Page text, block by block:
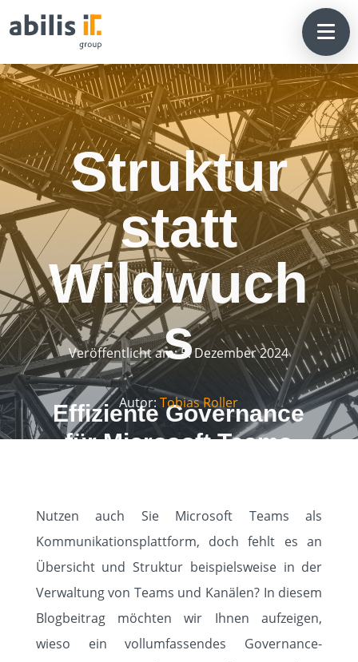
Struktur
statt
Wildwuch
s
Effiziente Governance
für Microsoft Teams
Veröffentlicht am: 5. Dezember 2024
Autor:Tobias Roller
Nutzen auch Sie Microsoft Teams als
Kommunikationsplattform, doch fehlt es an
Übersicht und Struktur beispielsweise in der
Verwaltung von Teams und Kanälen? In diesem
Blogbeitrag möchten wir Ihnen aufzeigen,
wieso ein vollumfassendes Governance-